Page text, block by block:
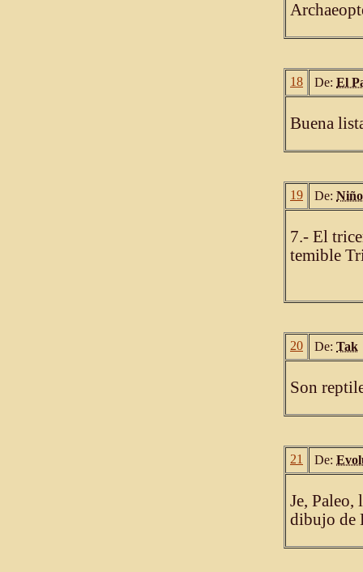
18 De: El
Buena
19 De:
7.- El
temible
20 De: Tak
Son
21 De:
Je, Paleo,
dibujo de